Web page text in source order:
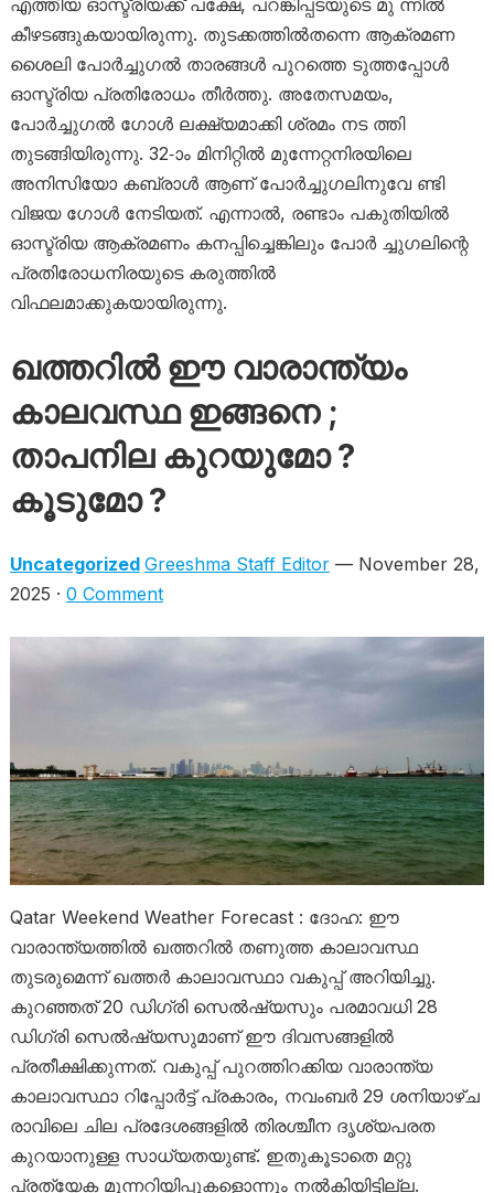
കീഴടങ്ങുകയായിരുന്നു. തുടക്കത്തിൽതന്നെ ആക്രമണ
ശൈലി പോർച്ചുഗൽ താരങ്ങൾ പുറത്തെ ടുത്തപ്പോൾ
ഓസ്ട്രിയ പ്രതിരോധം തീർത്തു. അതേസമയം,
പോർച്ചുഗൽ ഗോൾ ലക്ഷ്യമാക്കി ശ്രമം നട ത്തി
തുടങ്ങിയിരുന്നു. 32-ാം മിനിറ്റിൽ മുന്നേറ്റനിരയിലെ
അനിസിയോ കബ്രാൾ ആണ് പോർച്ചുഗലിനുവേ ണ്ടി
വിജയ ഗോൾ നേടിയത്. എന്നാൽ, രണ്ടാം പകുതിയിൽ
ഓസ്ട്രിയ ആക്രമണം കനപ്പിച്ചെങ്കിലും പോർ ച്ചുഗലിന്റെ
പ്രതിരോധനിരയുടെ കരുത്തിൽ
വിഫലമാക്കുകയായിരുന്നു.
ഖത്തറിൽ ഈ വാരാന്ത്യം
കാലവസ്ഥ ഇങ്ങനെ ;
താപനില കുറയുമോ ?
കൂടുമോ ?
Uncategorized Greeshma Staff Editor— November 28,
2025 · 0 Comment
Qatar Weekend Weather Forecast : ദോഹ: ഈ
വാരാന്ത്യത്തിൽ ഖത്തറിൽ തണുത്ത കാലാവസ്ഥ
തുടരുമെന്ന് ഖത്തർ കാലാവസ്ഥാ വകുപ്പ് അറിയിച്ചു.
കുറഞ്ഞത് 20 ഡിഗ്രി സെൽഷ്യസും പരമാവധി 28
ഡിഗ്രി സെൽഷ്യസുമാണ് ഈ ദിവസങ്ങളിൽ
പ്രതീക്ഷിക്കുന്നത്. വകുപ്പ് പുറത്തിറക്കിയ വാരാന്ത്യ
കാലാവസ്ഥാ റിപ്പോർട്ട് പ്രകാരം, നവംബർ 29 ശനിയാഴ്ച
രാവിലെ ചില പ്രദേശങ്ങളിൽ തിരശ്ചീന ദൃശ്യപരത
കുറയാനുള്ള സാധ്യതയുണ്ട്. ഇതുകൂടാതെ മറ്റു
പ്രത്യേക മുന്നറിയിപ്പുകളൊന്നും നൽകിയിട്ടില്ല.